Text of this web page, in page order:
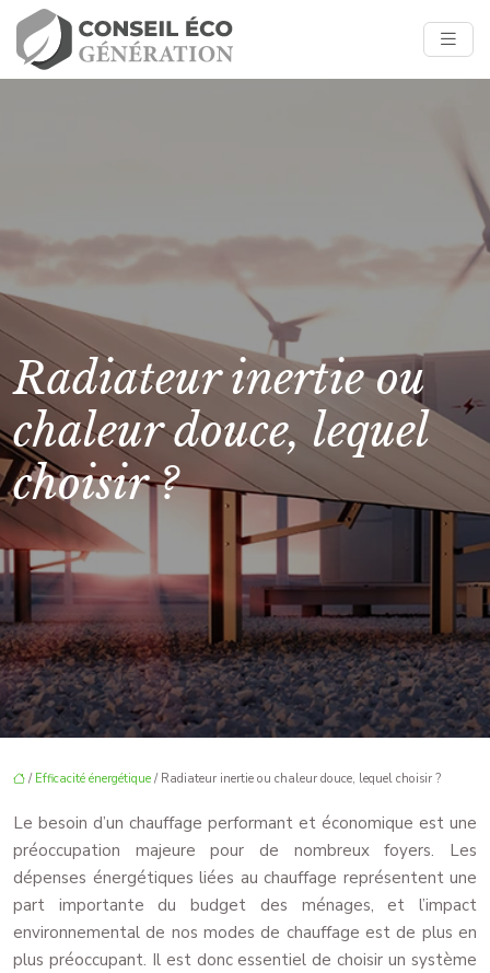
Radiateur inertie ou
chaleur douce, lequel
choisir ?
/ Efficacité énergétique / Radiateur inertie ou chaleur douce, lequel choisir ?
Le besoin d’un chauffage performant et économique est une
préoccupation majeure pour de nombreux foyers. Les
dépenses énergétiques liées au chauffage représentent une
part importante du budget des ménages, et l’impact
environnemental de nos modes de chauffage est de plus en
plus préoccupant. Il est donc essentiel de choisir un système